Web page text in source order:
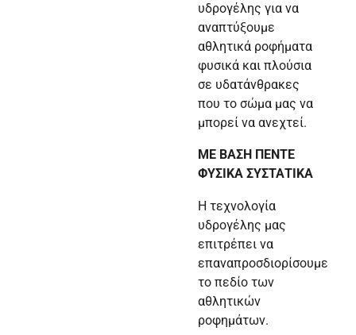
υδρογέλης για να
αναπτύξουμε
αθλητικά ροφήματα
φυσικά και πλούσια
σε υδατάνθρακες
που το σώμα μας να
μπορεί να ανεχτεί.
ΜΕ ΒΑΣΗ ΠΕΝΤΕ
ΦΥΣΙΚΑ ΣΥΣΤΑΤΙΚΑ
Η τεχνολογία
υδρογέλης μας
επιτρέπει να
επαναπροσδιορίσουμε
το πεδίο των
αθλητικών
ροφημάτων.